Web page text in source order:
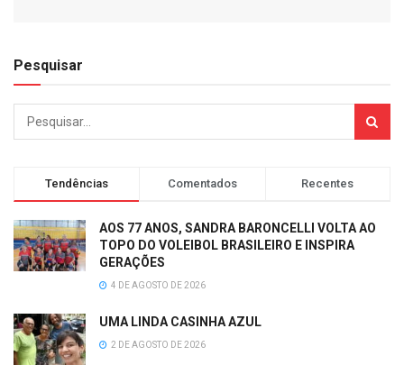
Pesquisar
Tendências Comentados Recentes
AOS 77 ANOS, SANDRA BARONCELLI VOLTA AO
TOPO DO VOLEIBOL BRASILEIRO E INSPIRA
GERAÇÕES
4 DE AGOSTO DE 2026
UMA LINDA CASINHA AZUL
2 DE AGOSTO DE 2026